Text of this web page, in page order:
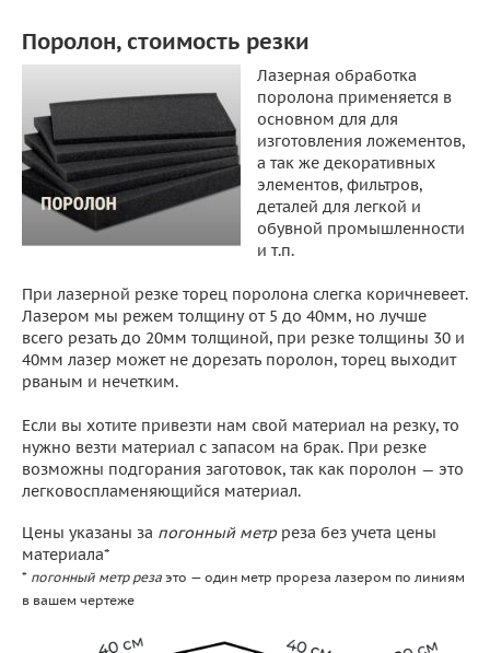
Поролон, стоимость резки
Лазерная обработка
поролона применяется в
основном для для
изготовления ложементов,
а так же декоративных
элементов, фильтров,
деталей для легкой и
обувной промышленности
и т.п.
При лазерной резке торец поролона слегка коричневеет.
Лазером мы режем толщину от 5 до 40мм, но лучше
всего резать до 20мм толщиной, при резке толщины 30 и
40мм лазер может не дорезать поролон, торец выходит
рваным и нечетким.
Если вы хотите привезти нам свой материал на резку, то
нужно везти материал с запасом на брак. При резке
возможны подгорания заготовок, так как поролон — это
легковоспламеняющийся материал.
Цены указаны за погонный метрреза без учета цены
материала*
* погонный метр реза это — один метр прореза лазером по линиям
в вашем чертеже